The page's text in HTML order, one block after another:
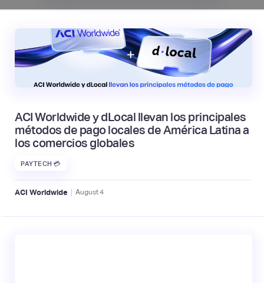
ACI Worldwide y dLocal llevan los principales
métodos de pago locales de América Latina a
los comercios globales
PAYTECH 💳
ACI Worldwide | August4